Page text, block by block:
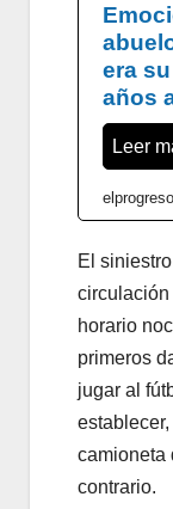
era
años
Leer
El
circulación
horario
primeros
jugar al
camioneta
contrario.